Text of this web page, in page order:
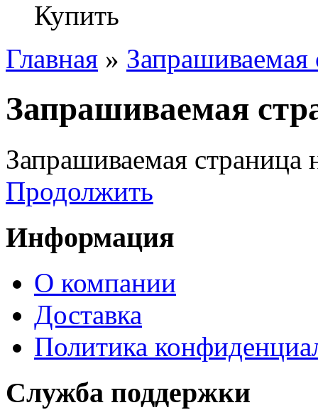
Купить
Главная » Запрашиваемая
Запрашиваемая
Запрашиваемая страница
Продолжить
Информация
О компании
Доставка
Политика
Служба поддержки